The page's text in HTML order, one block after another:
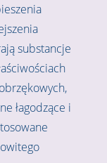
substancje
łagodzące i